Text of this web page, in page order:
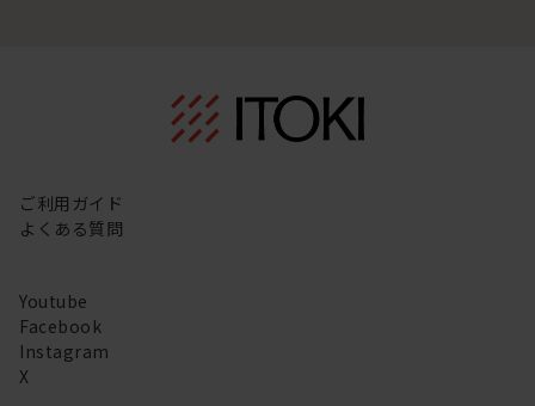
ご利用ガイド
よくある質問
Youtube
Facebook
Instagram
X